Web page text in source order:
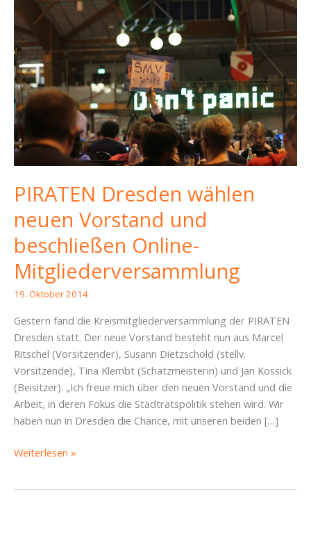
PIRATEN Dresden wählen
neuen Vorstand und
beschließen Online-
Mitgliederversammlung
19. Oktober 2014
Gestern fand die Kreismitgliederversammlung der PIRATEN
Dresden statt. Der neue Vorstand besteht nun aus Marcel
Ritschel (Vorsitzender), Susann Dietzschold (stellv.
Vorsitzende), Tina Klembt (Schatzmeisterin) und Jan Kossick
(Beisitzer). „Ich freue mich über den neuen Vorstand und die
Arbeit, in deren Fokus die Stadtratspolitik stehen wird. Wir
haben nun in Dresden die Chance, mit unseren beiden […]
PIRATEN
Weiterlesen »